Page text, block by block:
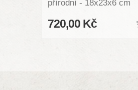
přírodní - 18x23x6 cm
720,00 Kč